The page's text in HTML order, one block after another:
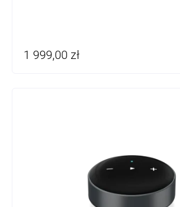
1 999,00 zł